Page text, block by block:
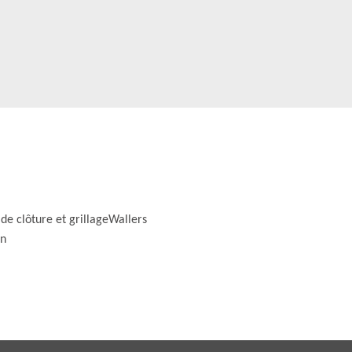
de clôture et grillageWallers